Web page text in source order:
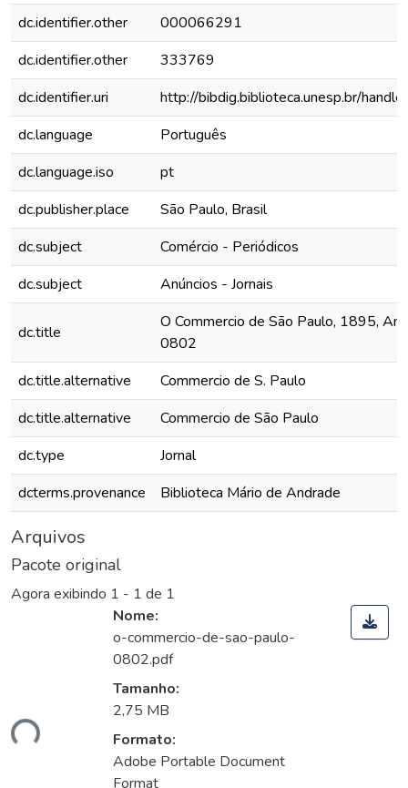
dc.identifier.other
000066291
dc.identifier.other
333769
dc.identifier.uri
http://bibdig.biblioteca.unesp.br/
dc.language
Português
dc.language.iso
pt
dc.publisher.place
São Paulo, Brasil
dc.subject
Comércio - Periódicos
dc.subject
Anúncios - Jornais
dc.title
O Commercio de São Paulo, 1895,
0802
dc.title.alternative
Commercio de S. Paulo
dc.title.alternative
Commercio de São Paulo
dc.type
Jornal
dcterms.provenance
Biblioteca Mário de Andrade
Arquivos
Pacote original
Agora exibindo 1 - 1 de 1
Nome:
o-commercio-de-sao-paulo-
0802.pdf
Tamanho:
2,75 MB
Formato:
Adobe Portable Document
Format